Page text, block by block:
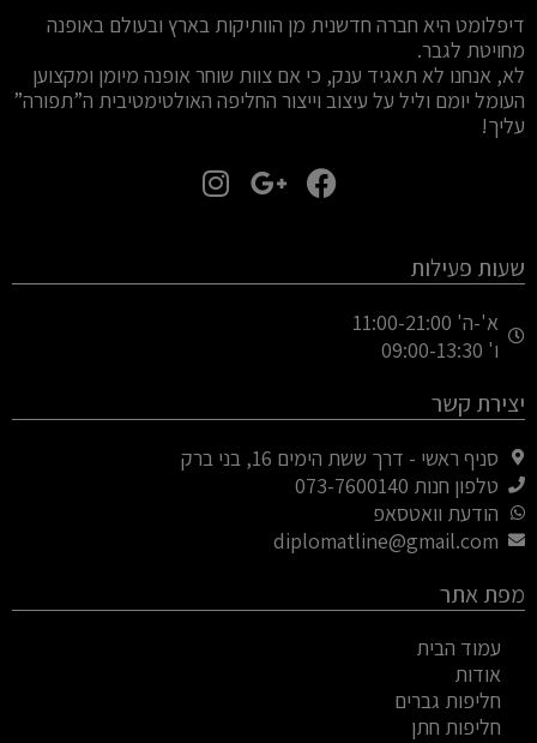
דיפלומט היא חברה חדשנית מן הוותיקות בארץ ובעולם באופנה
מחויטת לגבר.
לא, אנחנו לא תאגיד ענק, כי אם צוות שוחר אופנה מיומן ומקצוען
העומל יומם וליל על עיצוב וייצור החליפה האולטימטיבית ה”תפורה”
עליך!
F
a
b
G
o
l
l
u
s
I
n
a
m
שעות פעילות
א'-ה' 11:00-21:00
ו' 09:00-13:30
יצירת קשר
סניף ראשי - דרך ששת הימים 16, בני ברק
טלפון חנות 073-7600140
הודעת וואטסאפ
diplomatline@gmail.com
מפת אתר
עמוד הבית
אודות
חליפות גברים
חליפות חתן